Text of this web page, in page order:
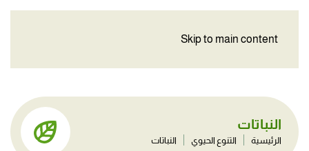
Skip to main content
النباتات
الرئيسية التنوع الحيوي النباتات